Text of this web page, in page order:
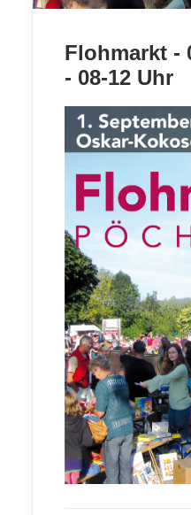
Flohmarkt -
- 08-12 Uhr